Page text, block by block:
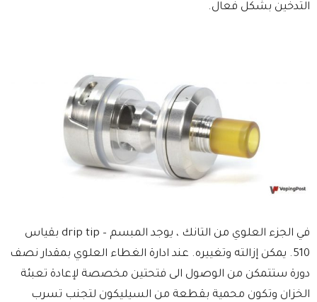
التدخين بشكل فعال.
في الجزء العلوي من التانك ، يوجد المبسم – drip tip بقياس
510. يمكن إزالته وتغييره. عند ادارة الغطاء العلوي بمقدار نصف
دورة ستتمكن من الوصول الى فتحتين مخصصة لإعادة تعبئة
الخزان وتكون محمية بقطعة من السيليكون لتجنب تسرب